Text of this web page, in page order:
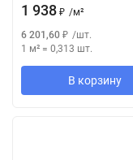
1 938 ₽ /м²
6 201,60 ₽ /шт.
1 м² = 0,313 шт.
В корзину